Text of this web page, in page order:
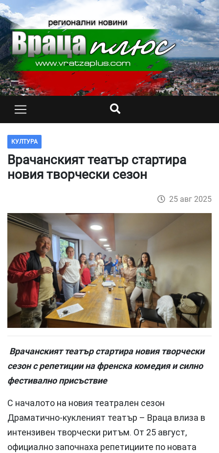
КУЛТУРА
Врачанският театър стартира
новия творчески сезон
25 авг 2025
Врачанският театър стартира новия творчески
сезон с репетиции на френска комедия и силно
фестивално присъствие
С началото на новия театрален сезон
Драматично-кукленият театър – Враца влиза в
интензивен творчески ритъм. От 25 август,
официално започнаха репетициите по новата